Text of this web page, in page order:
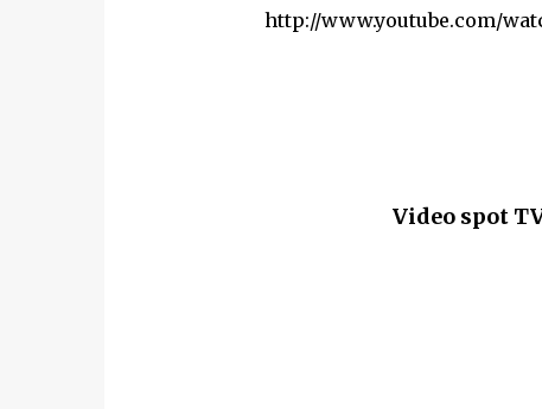
http://www.youtube.com/
Video spot